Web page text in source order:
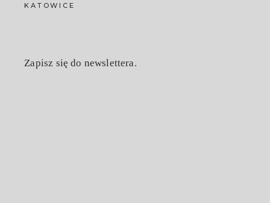
KATOWICE
Zapisz się do newslettera.